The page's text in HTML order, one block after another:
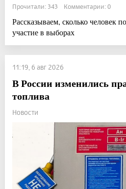
Прочитали: 343 Комментарии: 0
Рассказываем, сколько человек
участие в выборах
11:19, 6 авг 2026
В России изменились
топлива
Новости